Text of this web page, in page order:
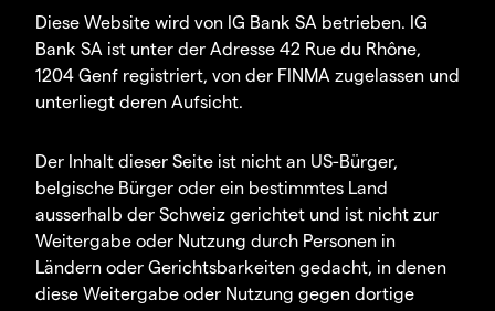
Diese Website wird von IG Bank SA betrieben. IG
Bank SA ist unter der Adresse 42 Rue du Rhône,
1204 Genf registriert, von der FINMA zugelassen und
unterliegt deren Aufsicht.
Der Inhalt dieser Seite ist nicht an US-Bürger,
belgische Bürger oder ein bestimmtes Land
ausserhalb der Schweiz gerichtet und ist nicht zur
Weitergabe oder Nutzung durch Personen in
Ländern oder Gerichtsbarkeiten gedacht, in denen
diese Weitergabe oder Nutzung gegen dortige